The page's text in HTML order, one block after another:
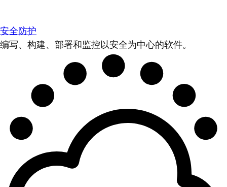
安全防护
编写、构建、部署和监控以安全为中心的软件。